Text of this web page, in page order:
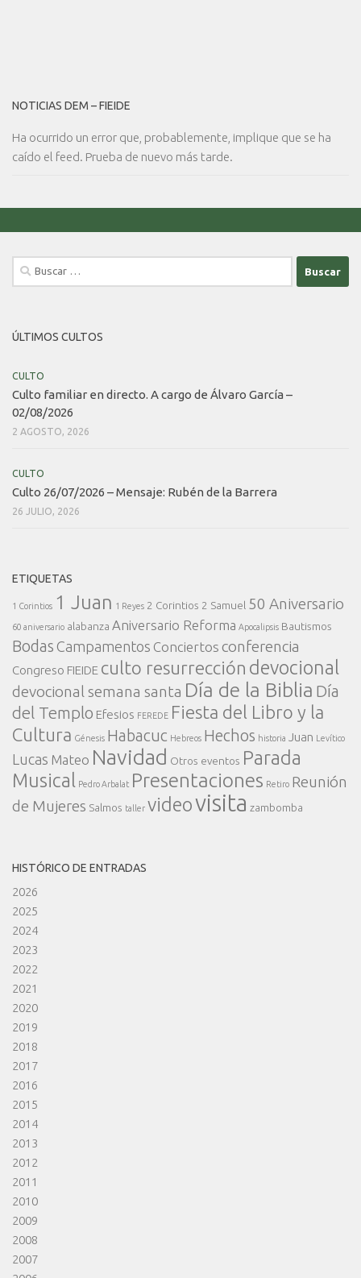
NOTICIAS DEM – FIEIDE
Ha ocurrido un error que, probablemente, implique que se ha
caído el feed. Prueba de nuevo más tarde.
Buscar:
ÚLTIMOS CULTOS
CULTO
Culto familiar en directo. A cargo de Álvaro García –
02/08/2026
2 AGOSTO, 2026
CULTO
Culto 26/07/2026 – Mensaje: Rubén de la Barrera
26 JULIO, 2026
ETIQUETAS
1 Corintios 1 Juan 1 Reyes 2 Corintios 2 Samuel 50 Aniversario
60 aniversario alabanza Aniversario Reforma Apocalipsis Bautismos
Bodas Campamentos Conciertos conferencia
Congreso FIEIDE culto resurrección devocional
devocional semana santa Día de la Biblia Día
del Templo Efesios FEREDE Fiesta del Libro y la
Cultura Génesis Habacuc Hebreos Hechos historia Juan Levítico
Lucas Mateo Navidad Otros eventos Parada
Musical
Pedro Arbalat Presentaciones Retiro Reunión
de Mujeres Salmos taller videovisita zambomba
HISTÓRICO DE ENTRADAS
2026
2025
2024
2023
2022
2021
2020
2019
2018
2017
2016
2015
2014
2013
2012
2011
2010
2009
2008
2007